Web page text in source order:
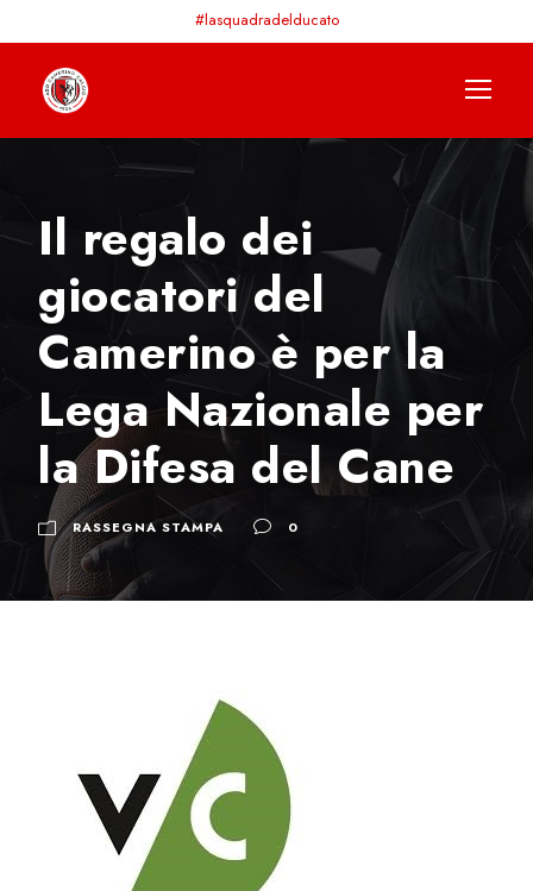
#lasquadradelducato
Il regalo dei
giocatori del
Camerino è per la
Lega Nazionale per
la Difesa del Cane
RASSEGNA STAMPA 0